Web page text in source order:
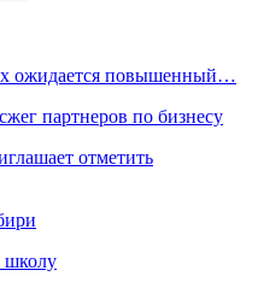
ожидается повышенный…
партнеров по бизнесу
отметить
школу